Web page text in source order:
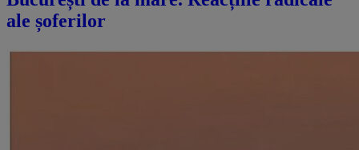
ale șoferilor